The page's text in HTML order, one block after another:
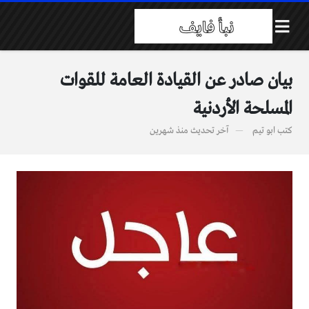
بيان صادر عن القيادة العامة للقوات
المسلحة الأردنية
كتب ابو تيم آخر تحديث منذ شهرين